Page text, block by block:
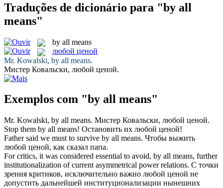
Traduções de dicionário para "by all
means"
by all means
любой ценой
Mr. Kowalski, by all means.
Мистер Ковальски, любой ценой.
Exemplos com "by all means"
Mr. Kowalski, by all means. Мистер Ковальски, любой ценой.
Stop them by all means! Остановить их любой ценой!
Father said we must to survive by all means. Чтобы выжить
любой ценой, как сказал папа.
For critics, it was considered essential to avoid, by all means, further
institutionalization of current asymmetrical power relations. С точки
зрения критиков, исключительно важно любой ценой не
допустить дальнейшей институционализации нынешних